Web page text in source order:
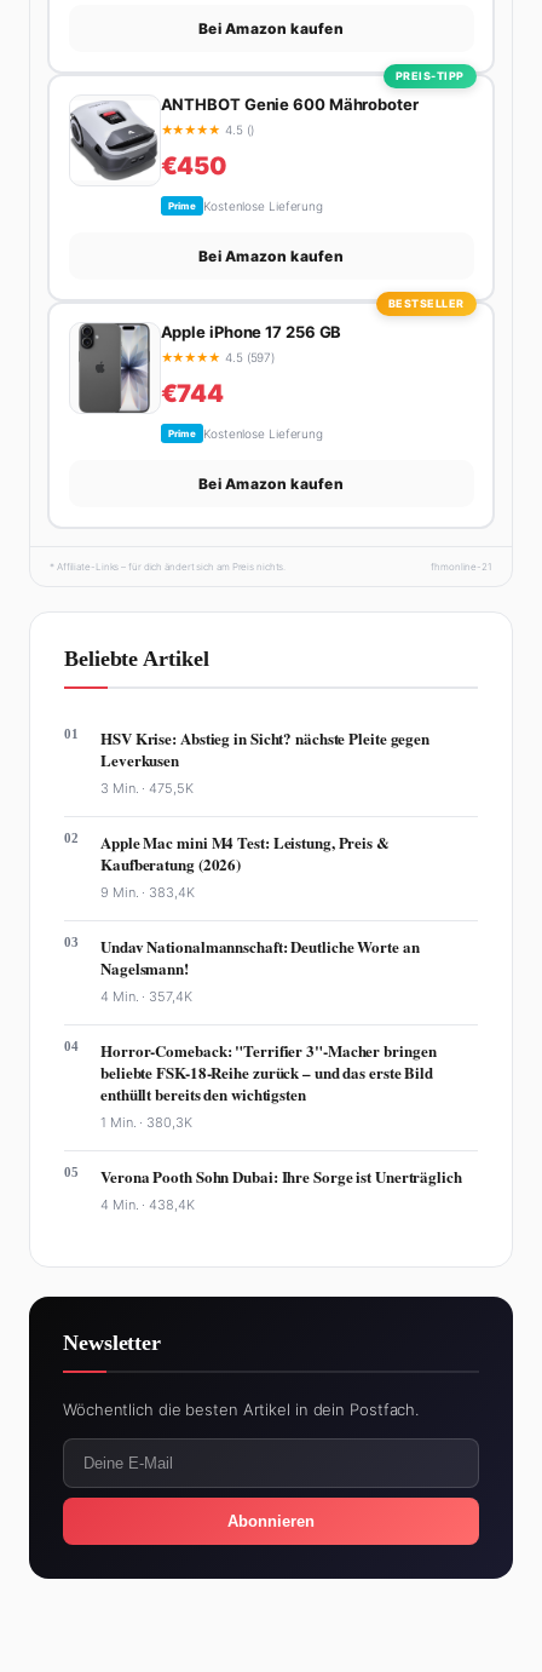
Bei Amazon kaufen
PREIS-TIPP
ANTHBOT Genie 600 Mähroboter
★★★★★ 4.5 ()
€450
Prime Kostenlose Lieferung
Bei Amazon kaufen
BESTSELLER
Apple iPhone 17 256 GB
★★★★★ 4.5 (597)
€744
Prime Kostenlose Lieferung
Bei Amazon kaufen
* Affiliate-Links – für dich ändert sich am Preis nichts. fhmonline-21
Beliebte Artikel
01
HSV Krise: Abstieg in Sicht? nächste Pleite gegen
Leverkusen
3 Min. ·475,5K
02
Apple Mac mini M4 Test: Leistung, Preis &
Kaufberatung (2026)
9 Min. · 383,4K
03
Undav Nationalmannschaft: Deutliche Worte an
Nagelsmann!
4 Min. · 357,4K
04
Horror-Comeback: "Terrifier 3"-Macher bringen
beliebte FSK-18-Reihe zurück – und das erste Bild
enthüllt bereits den wichtigsten
1 Min. · 380,3K
05 Verona Pooth Sohn Dubai: Ihre Sorge ist Unerträglich
4 Min. ·438,4K
Newsletter
Wöchentlich die besten Artikel in dein Postfach.
Abonnieren